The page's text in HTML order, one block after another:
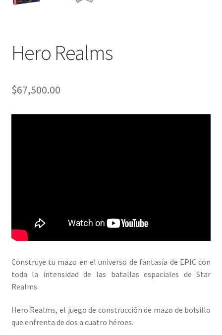
Hero Realms
$67,500.00
Construye tu mazo en el universo de fantasía de EPIC con
toda la intensidad de las batallas espaciales de Star
Realms.
Hero Realms, el juego de construcción de mazo de bolsillo
que enfrenta de dos a cuatro héroes.